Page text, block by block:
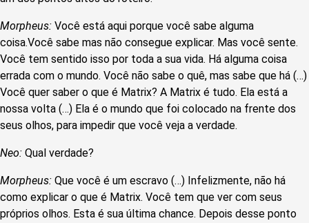
Morpheus: Você está aqui porque você sabe alguma
coisa.Você sabe mas não consegue explicar. Mas você sente.
Você tem sentido isso por toda a sua vida. Há alguma coisa
errada com o mundo. Você não sabe o quê, mas sabe que há (…)
Você quer saber o que é Matrix? A Matrix é tudo. Ela está a
nossa volta (…) Ela é o mundo que foi colocado na frente dos
seus olhos, para impedir que você veja a verdade.
Neo: Qual verdade?
Morpheus: Que você é um escravo (…) Infelizmente, não há
como explicar o que é Matrix. Você tem que ver com seus
próprios olhos. Esta é sua última chance. Depois desse ponto